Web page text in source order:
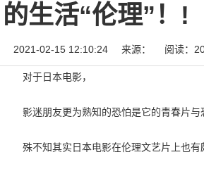
的生活“伦理”！!
2021-02-15 12:10:24 来源： 阅读：
对于日本电影，
影迷朋友更为熟知的恐怕是它的青春片与
殊不知其实日本电影在伦理文艺片上也有